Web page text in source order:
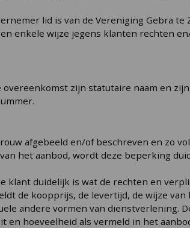
lid is van de Vereniging Gebra te
enkele wijze jegens klanten rechten
zijn statutaire naam en
afgebeeld en/of beschreven en zo
het aanbod, wordt deze beperking
klant duidelijk is wat de rechten en
de koopprijs, de levertijd, de wijze
andere vormen van dienstverlening.
en hoeveelheid als vermeld in het